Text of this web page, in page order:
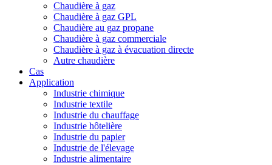
Chaudière à gaz
Chaudière à gaz GPL
Chaudière au gaz propane
Chaudière à gaz commerciale
Chaudière à gaz à évacuation directe
Autre chaudière
Cas
Application
Industrie chimique
Industrie textile
Industrie du chauffage
Industrie hôtelière
Industrie du papier
Industrie de l'élevage
Industrie alimentaire